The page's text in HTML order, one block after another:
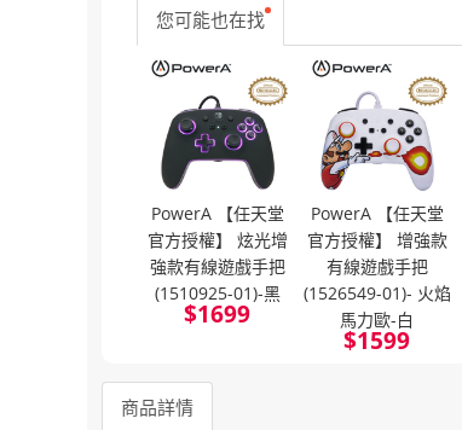
您可能也在找
PowerA 【任天堂
官方授權】 炫光增
強款有線遊戲手把
(1510925-01)-黑
$1699
PowerA 【任天堂
官方授權】 增強款
有線遊戲手把
(1526549-01)- 火焰
馬力歐-白
$1599
商品詳情